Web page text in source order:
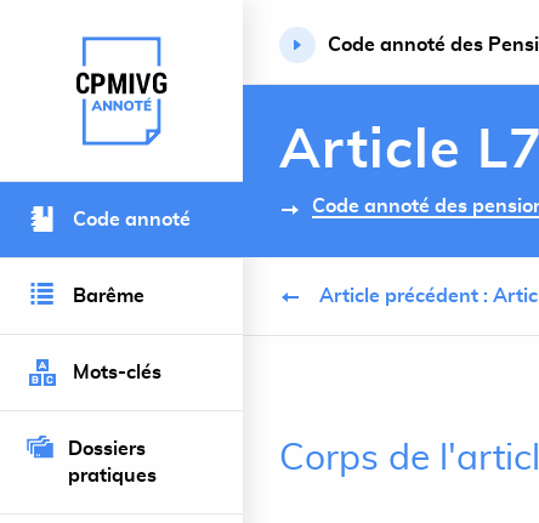
Retour à l’accueil du site
Code annoté
Barême
Mots-clés
Dossiers
pratiques
Code annoté des
Article
Code annoté des
Article précédent :
Corps de